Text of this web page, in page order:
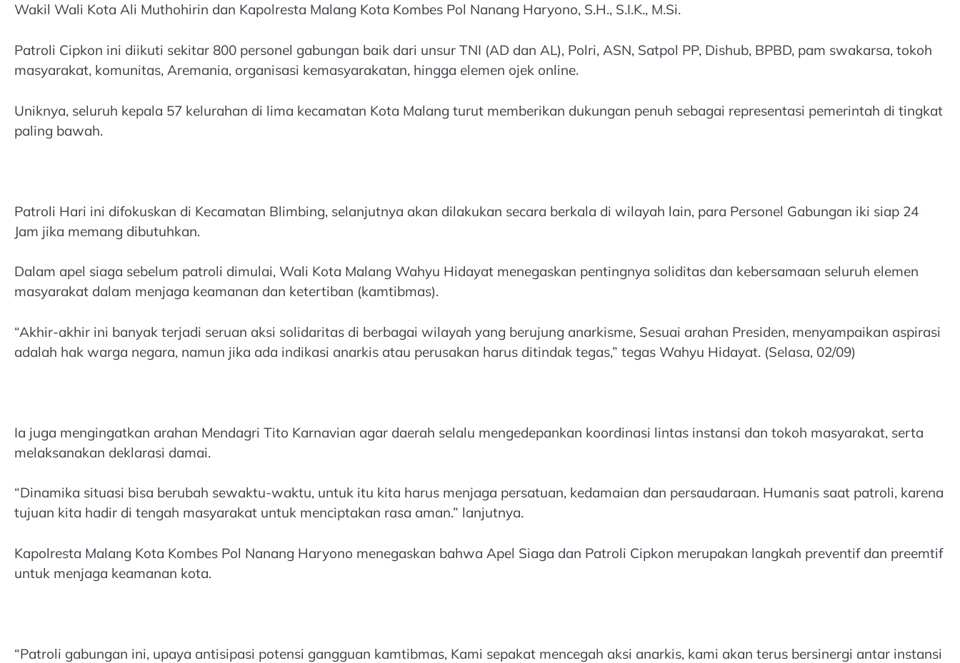
Wakil Wali Kota Ali Muthohirin dan Kapolresta Malang Kota Kombes Pol Nanang Haryono, S.H., S.I.K., M.Si.
Patroli Cipkon ini diikuti sekitar 800 personel gabungan baik dari unsur TNI (AD dan AL), Polri, ASN, Satpol PP, Dishub, BPBD, pam swakarsa, tokoh
masyarakat, komunitas, Aremania, organisasi kemasyarakatan, hingga elemen ojek online.
Uniknya, seluruh kepala 57 kelurahan di lima kecamatan Kota Malang turut memberikan dukungan penuh sebagai representasi pemerintah di tingkat
paling bawah.
Patroli Hari ini difokuskan di Kecamatan Blimbing, selanjutnya akan dilakukan secara berkala di wilayah lain, para Personel Gabungan iki siap 24
Jam jika memang dibutuhkan.
Dalam apel siaga sebelum patroli dimulai, Wali Kota Malang Wahyu Hidayat menegaskan pentingnya soliditas dan kebersamaan seluruh elemen
masyarakat dalam menjaga keamanan dan ketertiban (kamtibmas).
“Akhir-akhir ini banyak terjadi seruan aksi solidaritas di berbagai wilayah yang berujung anarkisme, Sesuai arahan Presiden, menyampaikan aspirasi
adalah hak warga negara, namun jika ada indikasi anarkis atau perusakan harus ditindak tegas,” tegas Wahyu Hidayat. (Selasa, 02/09)
Ia juga mengingatkan arahan Mendagri Tito Karnavian agar daerah selalu mengedepankan koordinasi lintas instansi dan tokoh masyarakat, serta
melaksanakan deklarasi damai.
“Dinamika situasi bisa berubah sewaktu-waktu, untuk itu kita harus menjaga persatuan, kedamaian dan persaudaraan. Humanis saat patroli, karena
tujuan kita hadir di tengah masyarakat untuk menciptakan rasa aman.” lanjutnya.
Kapolresta Malang Kota Kombes Pol Nanang Haryono menegaskan bahwa Apel Siaga dan Patroli Cipkon merupakan langkah preventif dan preemtif
untuk menjaga keamanan kota.
“Patroli gabungan ini, upaya antisipasi potensi gangguan kamtibmas, Kami sepakat mencegah aksi anarkis, kami akan terus bersinergi antar instansi